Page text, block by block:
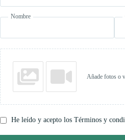
Nombre
Añade fotos o
He leído y acepto los Términos y